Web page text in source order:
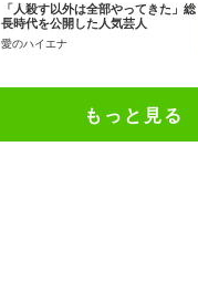
「人殺す以外は全部やってきた」総
長時代を公開した人気芸人
愛のハイエナ
もっと見る